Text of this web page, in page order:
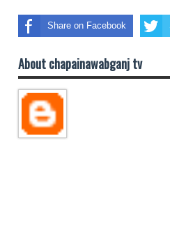
Share on Facebook
About chapainawabganj tv